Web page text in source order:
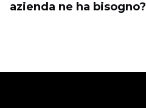
azienda ne ha bisogno?